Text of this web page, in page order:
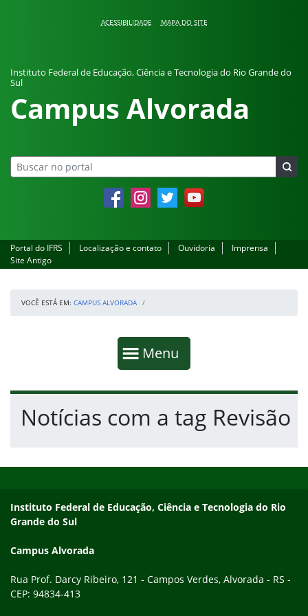
ACESSIBILIDADE MAPA DO SITE
Instituto Federal de Educação, Ciência e Tecnologia do Rio Grande do
Sul
Campus Alvorada
FacebookInstagramTwitter YouTube
Portal do IFRS Localização e contato Ouvidoria
Imprensa
Site Antigo
VOCÊ ESTÁ EM: CAMPUS ALVORADA
Mostrar
Menu
Fim da navegação
Início do conteúdo
Notícias com a tag Revisão
Endereço
Instituto Federal de Educação, Ciência e Tecnologia do Rio
Grande do Sul
Campus Alvorada
Rua Prof. Darcy Ribeiro, 121 - Campos Verdes, Alvorada - RS -
CEP: 94834-413